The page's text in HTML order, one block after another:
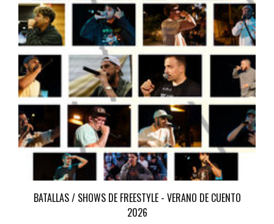
BATALLAS / SHOWS DE FREESTYLE - VERANO DE CUENTO
2026